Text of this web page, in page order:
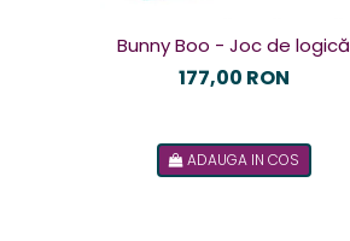
Bunny Boo - Joc de logică
177,00 RON
ADAUGA IN COS